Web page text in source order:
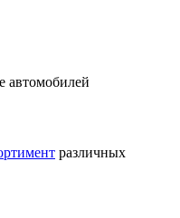
автомобилей
различных